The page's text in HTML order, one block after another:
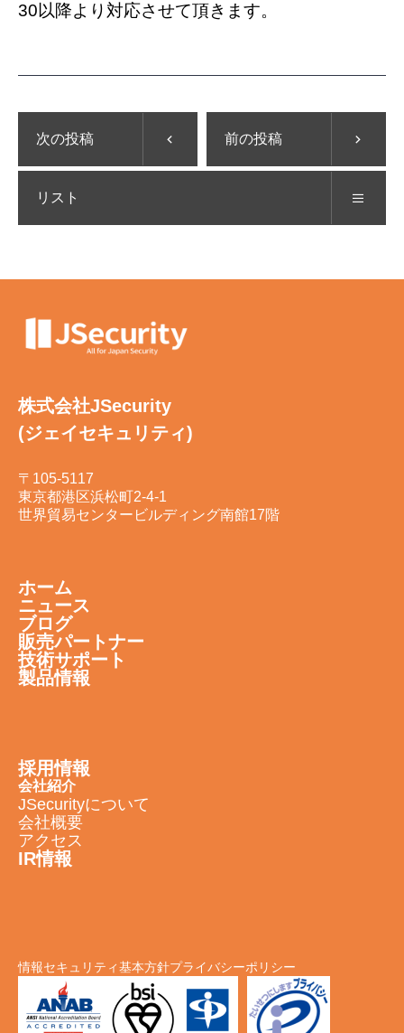
30以降より対応させて頂きます。
次の投稿 前の投稿
リスト
株式会社JSecurity
(ジェイセキュリティ)
〒105-5117
東京都港区浜松町2-4-1
世界貿易センタービルディング南館17階
ホーム
ニュース
ブログ
販売パートナー
技術サポート
製品情報
採用情報
会社紹介
JSecurityについて
会社概要
アクセス
IR情報
情報セキュリティ基本方針プライバシーポリシー